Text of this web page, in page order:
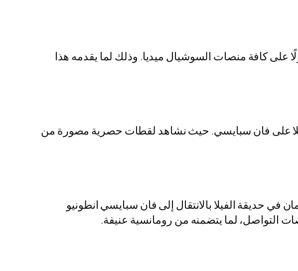
على كافة منصات السوشيال ميديا. وذلك لما يقدمه هذا
على فان سبايسي. حيث نشاهد لقطات حصرية مصورة من
في حديقة الفيلا بالانتقال إلى فان سبايسي انطونيو
التواصل، لما يتضمنه من رومانسية عنيفة.